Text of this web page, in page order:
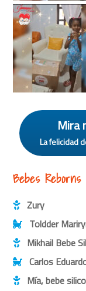
Mira
La felicidad
Bebes Reborns
Zury
Toldder
Mikhail Bebe
Carlos
Mía, bebe